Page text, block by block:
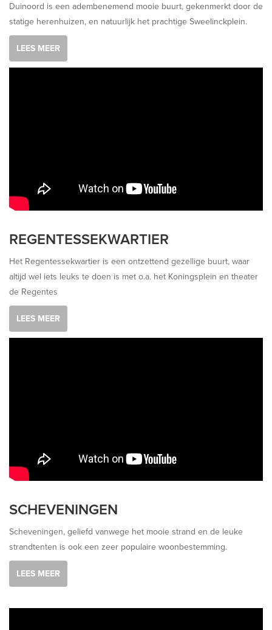
Duinoord is een adembenemend mooie buurt, gekenmerkt door de
statige herenhuizen, en natuurlijk het prachtige Sweelinckplein.
LEES MEER
REGENTESSEKWARTIER
Het Regentessekwartier is een ontzettend gezellige buurt, waar
altijd wel iets leuks te doen is met o.a. het Koningsplein en theater
de Regentes
LEES MEER
SCHEVENINGEN
Scheveningen, geliefd vanwege het mooie strand en de leuke
strandtenten is ook een zeer populaire woonbestemming.
LEES MEER